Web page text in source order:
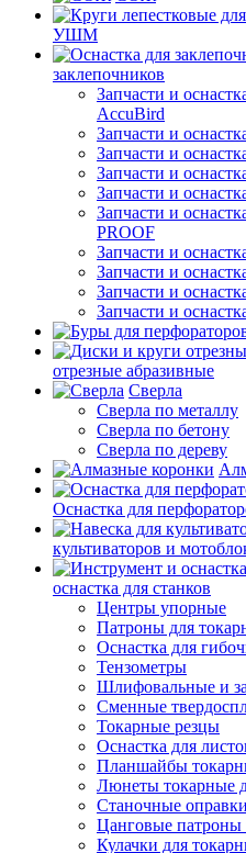
УШМ
заклепочников
Запчасти и
AccuBird
Запчасти и
Запчасти и
Запчасти и
Запчасти и
Запчасти и
PROOF
Запчасти и
Запчасти и
Запчасти и
Запчасти и
отрезные абразивные
Сверла
Сверла по металлу
Сверла по бетону
Сверла по дереву
Оснастка для
культиваторов и
оснастка для станков
Центры упорные
Патроны для
Оснастка для
Тензометры
Шлифовальные и
Сменные
Токарные резцы
Оснастка для
Планшайбы
Люнеты токарные
Станочные
Цанговые патроны
Кулачки для